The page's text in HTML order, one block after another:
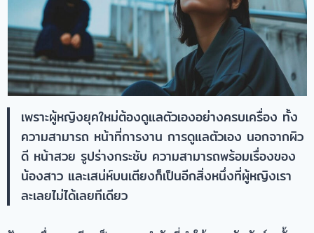
เพราะผู้หญิงยุคใหม่ต้องดูแลตัวเองอย่างครบเครื่อง ทั้ง
ความสามารถ หน้าที่การงาน การดูแลตัวเอง นอกจากผิว
ดี หน้าสวย รูปร่างกระชับ ความสามารถพร้อมเรื่องของ
น้องสาว และเสน่ห์บนเตียงก็เป็นอีกสิ่งหนึ่งที่ผู้หญิงเรา
ละเลยไม่ได้เลยทีเดียว